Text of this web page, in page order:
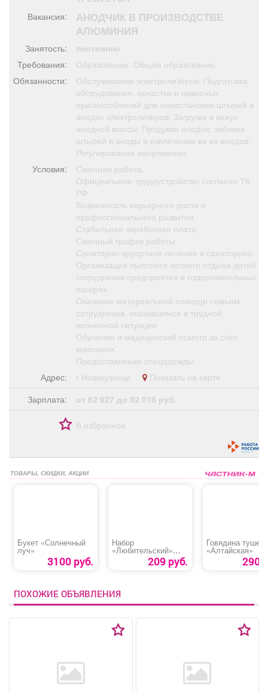
Я - пенсионер
Вакансия:
АНОДЧИК В ПРОИЗВОДСТВЕ
АЛЮМИНИЯ
Занятость:
постоянно
Требования:
Образование: Общее образование.
Обязанности:
Обслуживание электролизёров; Подготовка
оборудования, оснастки и навесных
приспособлений для перестановки штырей в
анодах электролизёров; Загрузка в кожух
анодной массы; Продувка анодов, забивка
штырей в аноды и извлечение их из анодов;
Регулирование напряжения.
Условия:
Сменная работа.
Официальное трудоустройство согласно ТК
РФ.
Возможность карьерного роста и
профессионального развития.
Стабильная заработная плата.
Сменный график работы.
Санаторно-курортное лечение в санаториях.
Организация льготного летнего отдыха детей
сотрудников предприятия в оздоровительных
лагерях.
Оказание материальной помощи семьям
сотрудников, оказавшимся в трудной
жизненной ситуации.
Обучение и медицинский осмотр за счёт
компании.
Предоставление спецодежды.
Адрес:
г Новокузнецк
Показать на карте
Зарплата:
от 62 927 до 92 016 руб.
В избранное
ТОВАРЫ, СКИДКИ, АКЦИИ
Букет «Солнечный
луч»
3100 руб.
Набор
«Любительский»
209 руб.
Говядина
«Алтайская»
290
ПОХОЖИЕ ОБЪЯВЛЕНИЯ